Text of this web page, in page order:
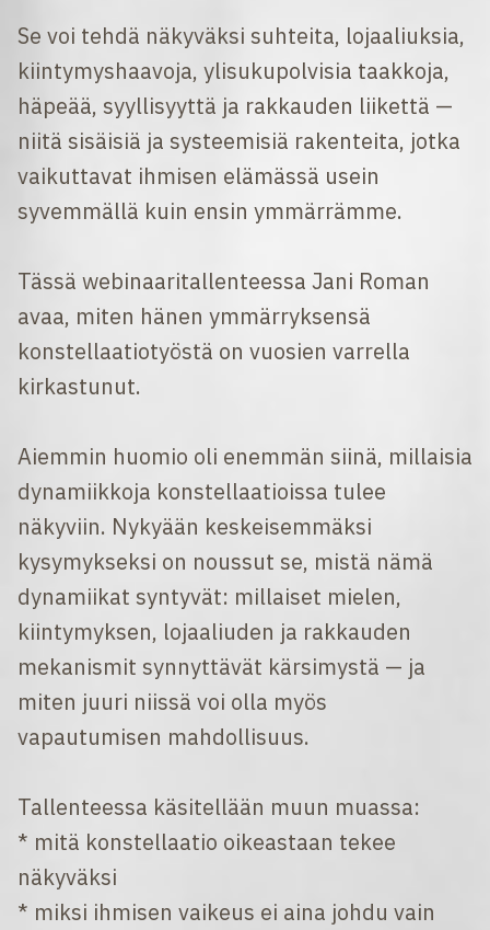
Se voi tehdä näkyväksi suhteita, lojaaliuksia,
kiintymyshaavoja, ylisukupolvisia taakkoja,
häpeää, syyllisyyttä ja rakkauden liikettä —
niitä sisäisiä ja systeemisiä rakenteita, jotka
vaikuttavat ihmisen elämässä usein
syvemmällä kuin ensin ymmärrämme.
Tässä webinaaritallenteessa Jani Roman
avaa, miten hänen ymmärryksensä
konstellaatiotyöstä on vuosien varrella
kirkastunut.
Aiemmin huomio oli enemmän siinä, millaisia
dynamiikkoja konstellaatioissa tulee
näkyviin. Nykyään keskeisemmäksi
kysymykseksi on noussut se, mistä nämä
dynamiikat syntyvät: millaiset mielen,
kiintymyksen, lojaaliuden ja rakkauden
mekanismit synnyttävät kärsimystä — ja
miten juuri niissä voi olla myös
vapautumisen mahdollisuus.
Tallenteessa käsitellään muun muassa:
* mitä konstellaatio oikeastaan tekee
näkyväksi
* miksi ihmisen vaikeus ei aina johdu vain